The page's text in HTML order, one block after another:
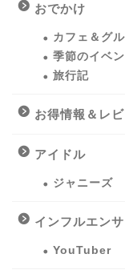
おでかけ
カフェ＆グル
季節のイベン
旅行記
お得情報＆レ
アイドル
ジャニーズ
インフルエン
YouTuber